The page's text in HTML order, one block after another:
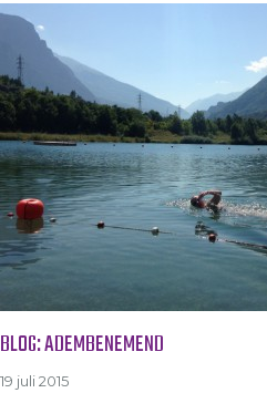
BLOG: ADEMBENEMEND
19 juli 2015